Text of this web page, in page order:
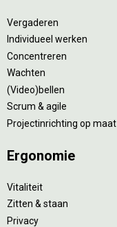
Vergaderen
Individueel werken
Concentreren
Wachten
(Video)bellen
Scrum & agile
Projectinrichting op maat
Ergonomie
Vitaliteit
Zitten & staan
Privacy